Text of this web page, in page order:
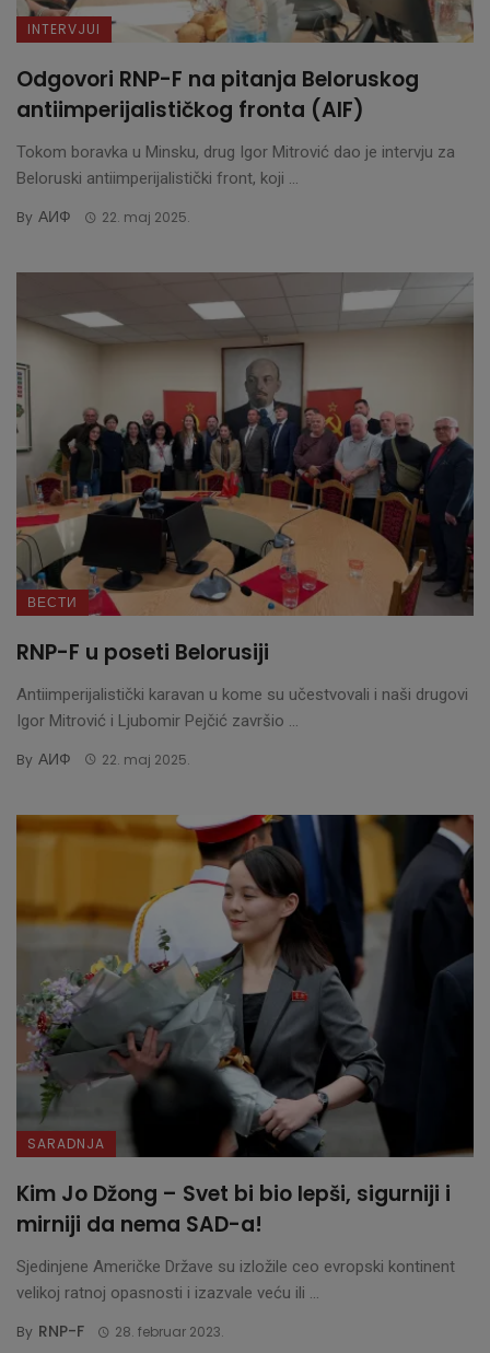
INTERVJUI
Odgovori RNP-F na pitanja Beloruskog
antiimperijalističkog fronta (AIF)
Tokom boravka u Minsku, drug Igor Mitrović dao je intervju za
Beloruski antiimperijalistički front, koji ...
By АИФ 22. maj 2025.
ВЕСТИ
RNP-F u poseti Belorusiji
Antiimperijalistički karavan u kome su učestvovali i naši drugovi
Igor Mitrović i Ljubomir Pejčić završio ...
By АИФ 22. maj 2025.
SARADNJA
Kim Jo Džong – Svet bi bio lepši, sigurniji i
mirniji da nema SAD-a!
Sjedinjene Američke Države su izložile ceo evropski kontinent
velikoj ratnoj opasnosti i izazvale veću ili ...
By RNP-F 28. februar 2023.